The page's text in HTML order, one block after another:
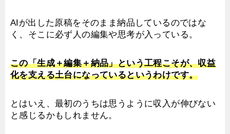
AIが出した原稿をそのまま納品しているのではな
く、そこに必ず人の編集や思考が入っている。
この「生成＋編集＋納品」という工程こそが、収益
化を支える土台になっているというわけです。
とはいえ、最初のうちは思うように収入が伸びない
と感じるかもしれません。